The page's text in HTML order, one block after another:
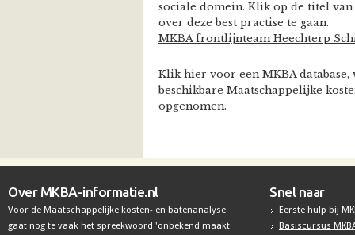
sociale domein. Klik op de titel
over deze best practise te gaan.
MKBA frontlijnteam Heechterp
Klik hier voor een MKBA
beschikbare Maatschappelijke
opgenomen.
Over MKBA-informatie.nl
Voor de Maatschappelijke kosten- en batenanalyse
gaat nog te vaak het spreekwoord 'onbekend maakt
Snel naar
Eerste hulp bij
Basiscursus